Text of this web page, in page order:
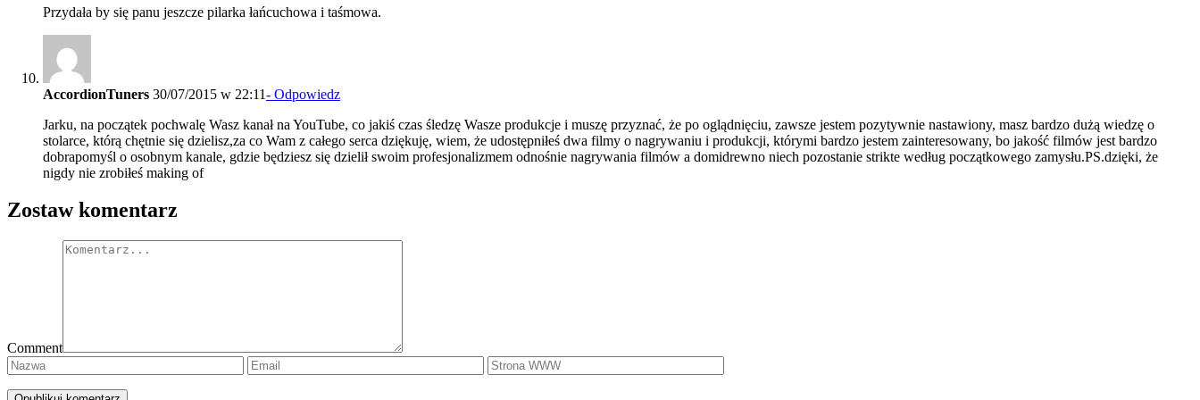
Przydała by się panu jeszcze pilarka łańcuchowa i taśmowa.
AccordionTuners 30/07/2015 w 22:11- Odpowiedz
Jarku, na początek pochwalę Wasz kanał na YouTube, co jakiś czas śledzę Wasze produkcje i muszę przyznać, że po oglądnięciu, zawsze jestem pozytywnie nastawiony, masz bardzo dużą wiedzę o
stolarce, którą chętnie się dzielisz,za co Wam z całego serca dziękuję, wiem, że udostępniłeś dwa filmy o nagrywaniu i produkcji, którymi bardzo jestem zainteresowany, bo jakość filmów jest bardzo
dobrapomyśl o osobnym kanale, gdzie będziesz się dzielił swoim profesjonalizmem odnośnie nagrywania filmów a domidrewno niech pozostanie strikte według początkowego zamysłu.PS.dzięki, że
nigdy nie zrobiłeś making of
Zostaw komentarz
Comment